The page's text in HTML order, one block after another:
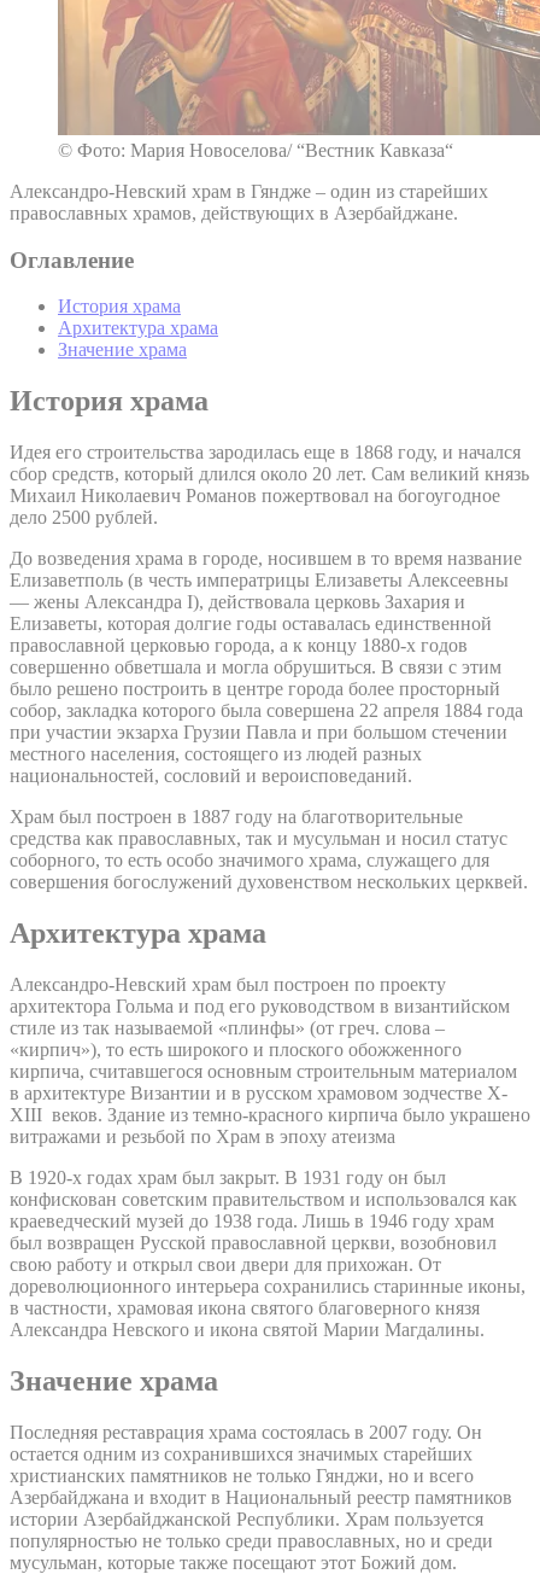
© Фото: Мария Новоселова/ “Вестник Кавказа“
Александро-Невский храм в Гяндже – один из старейших
православных храмов, действующих в Азербайджане.
Оглавление
История храма
Архитектура храма
Значение храма
История храма
Идея его строительства зародилась еще в 1868 году, и начался
сбор средств, который длился около 20 лет. Сам великий князь
Михаил Николаевич Романов пожертвовал на богоугодное
дело 2500 рублей.
До возведения храма в городе, носившем в то время название
Елизаветполь (в честь императрицы Елизаветы Алексеевны
— жены Александра I), действовала церковь Захария и
Елизаветы, которая долгие годы оставалась единственной
православной церковью города, а к концу 1880-х годов
совершенно обветшала и могла обрушиться. В связи с этим
было решено построить в центре города более просторный
собор, закладка которого была совершена 22 апреля 1884 года
при участии экзарха Грузии Павла и при большом стечении
местного населения, состоящего из людей разных
национальностей, сословий и вероисповеданий.
Храм был построен в 1887 году на благотворительные
средства как православных, так и мусульман и носил статус
соборного, то есть особо значимого храма, служащего для
совершения богослужений духовенством нескольких церквей.
Архитектура храма
Александро-Невский храм был построен по проекту
архитектора Гольма и под его руководством в византийском
стиле из так называемой «плинфы» (от греч. слова –
«кирпич»), то есть широкого и плоского обожженного
кирпича, считавшегося основным строительным материалом
в архитектуре Византии и в русском храмовом зодчестве X-
XIII веков. Здание из темно-красного кирпича было украшено
витражами и резьбой по Храм в эпоху атеизма
В 1920-х годах храм был закрыт. В 1931 году он был
конфискован советским правительством и использовался как
краеведческий музей до 1938 года. Лишь в 1946 году храм
был возвращен Русской православной церкви, возобновил
свою работу и открыл свои двери для прихожан. От
дореволюционного интерьера сохранились старинные иконы,
в частности, храмовая икона святого благоверного князя
Александра Невского и икона святой Марии Магдалины.
Значение храма
Последняя реставрация храма состоялась в 2007 году. Он
остается одним из сохранившихся значимых старейших
христианских памятников не только Гянджи, но и всего
Азербайджана и входит в Национальный реестр памятников
истории Азербайджанской Республики. Храм пользуется
популярностью не только среди православных, но и среди
мусульман, которые также посещают этот Божий дом.